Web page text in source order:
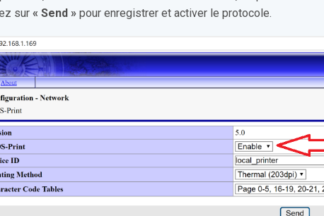
sur« Send » pour enregistrer et activer le protocole.